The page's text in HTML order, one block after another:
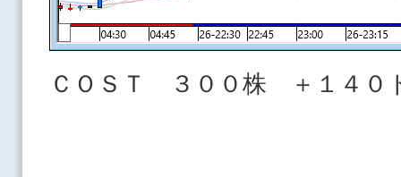
ＣＯＳＴ ３００株 ＋１４０